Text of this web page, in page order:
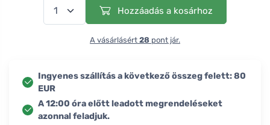
Hozzáadás a kosárhoz
A vásárlásért 28 pont jár.
Ingyenes szállítás a következő összeg felett: 80
EUR
A 12:00 óra előtt leadott megrendeléseket
azonnal feladjuk.